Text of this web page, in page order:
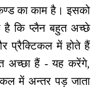
का काम है। इसको
है कि प्लैन बहुत अच्छे
प्रैक्टिकल में होते हैं
अच्छा हैं - यह करेंगे,
में अन्तर पड़ जाता